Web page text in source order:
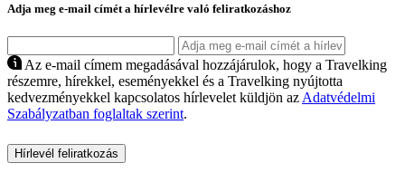
Adja meg e-mail címét a hírlevélre való feliratkozáshoz
Az e-mail címem megadásával hozzájárulok, hogy a Travelking
részemre, hírekkel, eseményekkel és a Travelking nyújtotta
kedvezményekkel kapcsolatos hírlevelet küldjön az Adatvédelmi
Szabályzatban foglaltak szerint.
Hírlevél feliratkozás